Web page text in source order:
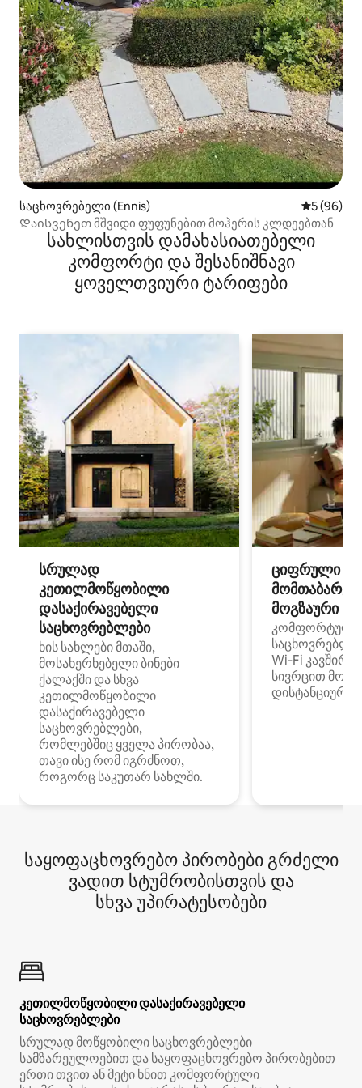
საცხოვრებელი (Ennis) საშუალო
5 (96)
Დაისვენეთ მშვიდი ფუფუნებით მოჰერის კლდეებთან
სახლისთვის დამახასიათებელი
კომფორტი და შესანიშნავი
ყოველთვიური ტარიფები
სრულად
კეთილმოწყობილი
დასაქირავებელი
საცხოვრებლები
ხის სახლები მთაში,
მოსახერხებელი ბინები
ქალაქში და სხვა
კეთილმოწყობილი
დასაქირავებელი
საცხოვრებლები,
რომლებშიც ყველა პირობაა,
თავი ისე რომ იგრძნოთ,
როგორც საკუთარ სახლში.
ციფრული
მოგზაური
კომფორტული
Wi‑Fi
სივრცით
დისტანციური
საყოფაცხოვრებო პირობები გრძელი
ვადით სტუმრობისთვის და
სხვა უპირატესობები
კეთილმოწყობილი დასაქირავებელი
საცხოვრებლები
სრულად მოწყობილი საცხოვრებლები
სამზარეულოებით და საყოფაცხოვრებო პირობებით
ერთი თვით ან მეტი ხნით კომფორტული